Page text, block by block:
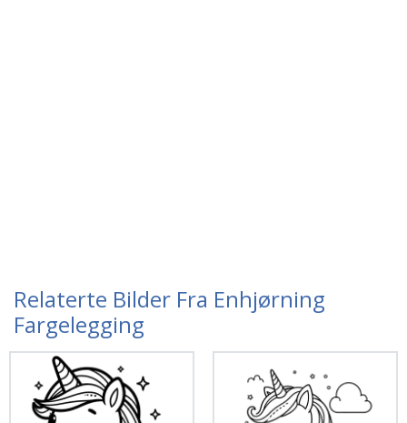
Relaterte Bilder Fra Enhjørning
Fargelegging